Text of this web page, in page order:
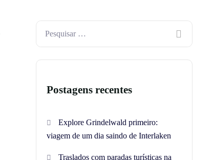
Postagens recentes
Explore Grindelwald primeiro:
viagem de um dia saindo de Interlaken
Traslados com paradas turísticas na